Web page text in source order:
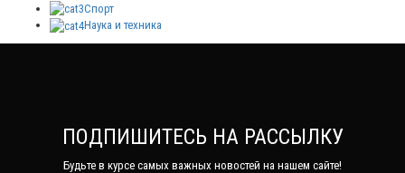
Спорт
Наука и техника
ПОДПИШИТЕСЬ НА РАССЫЛКУ
Будьте в курсе самых важных новостей на нашем сайте!